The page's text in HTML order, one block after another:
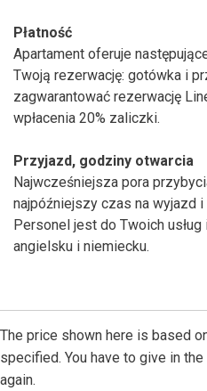
Płatność
Apartament oferuje
Twoją rezerwację: gotówka i
zagwarantować rezerwację
wpłacenia 20% zaliczki.
Przyjazd, godziny otwarcia
Najwcześniejsza pora
najpóźniejszy czas na wyjazd
Personel jest do Twoich
angielsku i niemiecku.
The price shown here is based
specified. You have to give in
again.